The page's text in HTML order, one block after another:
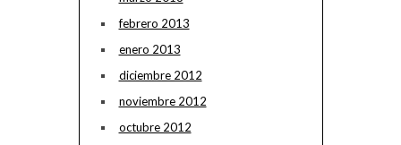
febrero 2013
enero 2013
diciembre 2012
noviembre 2012
octubre 2012